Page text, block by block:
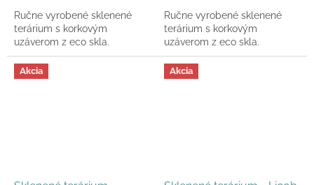
Ručne vyrobené sklenené
terárium s korkovým
uzáverom z eco skla.
Ručne vyrobené sklenené
terárium s korkovým
uzáverom z eco skla.
Akcia Akcia